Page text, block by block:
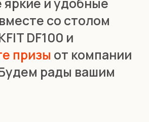
со столом
DF100 и
призы от компании
рады вашим